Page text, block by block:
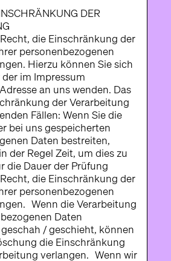
DER
die Einschränkung der
personenbezogenen
Hierzu können Sie sich
im Impressum
an uns wenden. Das
der Verarbeitung
Fällen: Wenn Sie die
bei uns gespeicherten
Daten bestreiten,
der Regel Zeit, um dies zu
die Dauer der Prüfung
die Einschränkung der
personenbezogenen
Wenn die Verarbeitung
Daten
/ geschieht, können
die Einschränkung
verlangen. Wenn wir